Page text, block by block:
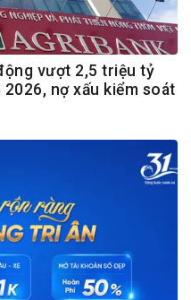
vượt 2,5 triệu tỷ
nợ xấu kiểm soát